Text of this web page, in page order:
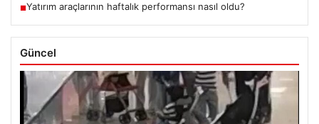
■Yatırım araçlarının haftalık performansı nasıl oldu?
Güncel